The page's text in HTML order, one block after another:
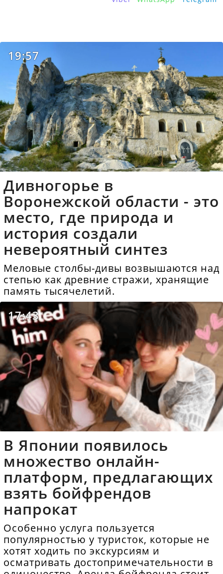
19:57
Дивногорье в
Воронежской области - это
место, где природа и
история создали
невероятный синтез
Меловые столбы-дивы возвышаются над
степью как древние стражи, хранящие
память тысячелетий.
17:43
В Японии появилось
множество онлайн-
платформ, предлагающих
взять бойфрендов
напрокат
Особенно услуга пользуется
популярностью у туристок, которые не
хотят ходить по экскурсиям и
осматривать достопримечательности в